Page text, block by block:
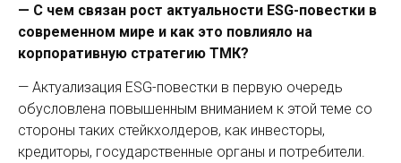
— C чем связан рост актуальности ESG-повестки в
современном мире и как это повлияло на
корпоративную стратегию ТМК?
— Актуализация ESG-повестки в первую очередь
обусловлена повышенным вниманием к этой теме со
стороны таких стейкхолдеров, как инвесторы,
кредиторы, государственные органы и потребители.